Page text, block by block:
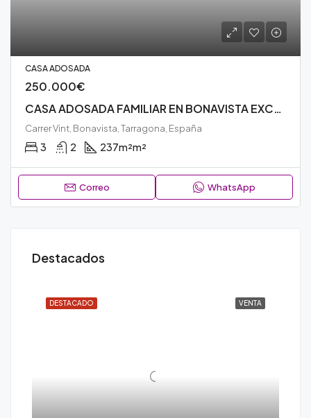
CASA ADOSADA
250.000€
CASA ADOSADA FAMILIAR EN BONAVISTA EXCLUSIVA Y AMPLIA – N209V
Carrer Vint, Bonavista, Tarragona, España
3 2 237m²m²
Correo WhatsApp
Destacados
VENTA
DESTACADO